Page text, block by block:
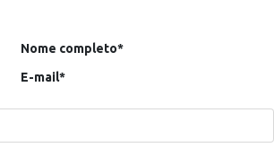
Nome completo*
E-mail*